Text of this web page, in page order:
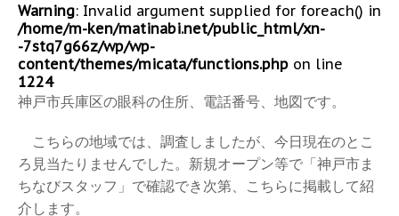
Warning: Invalid argument supplied for foreach() in
/home/m-ken/matinabi.net/public_html/xn-
-7stq7g66z/wp/wp-
content/themes/micata/functions.php on line
1224
神戸市兵庫区の眼科の住所、電話番号、地図です。
こちらの地域では、調査しましたが、今日現在のとこ
ろ見当たりませんでした。新規オープン等で「神戸市ま
ちなびスタッフ」で確認でき次第、こちらに掲載して紹
介します。